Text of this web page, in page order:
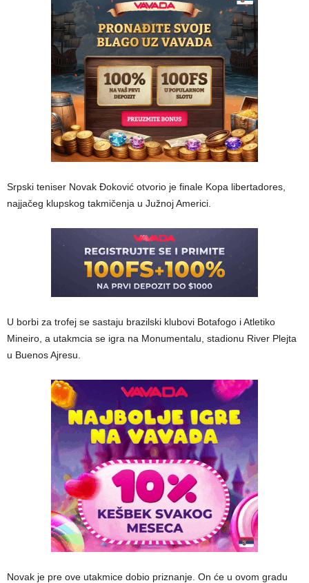
Srpski teniser Novak Đoković otvorio je finale Kopa libertadores,
najjačeg klupskog takmičenja u Južnoj Americi.
U borbi za trofej se sastaju brazilski klubovi Botafogo i Atletiko
Mineiro, a utakmcia se igra na Monumentalu, stadionu River Plejta
u Buenos Ajresu.
Novak je pre ove utakmice dobio priznanje. On će u ovom gradu